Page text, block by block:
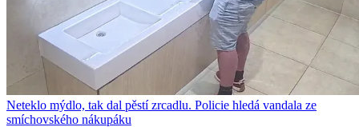
Neteklo mýdlo, tak dal pěstí zrcadlu. Policie hledá vandala ze
smíchovského nákupáku